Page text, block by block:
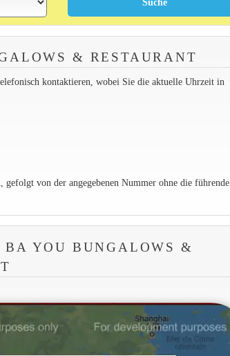
& RESTAURANT
kontaktieren, wobei Sie die aktuelle Uhrzeit in
von der angegebenen Nummer ohne die führende
YOU BUNGALOWS &